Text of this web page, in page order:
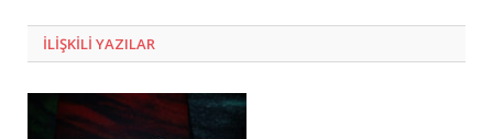
ILIŞKILI YAZILAR